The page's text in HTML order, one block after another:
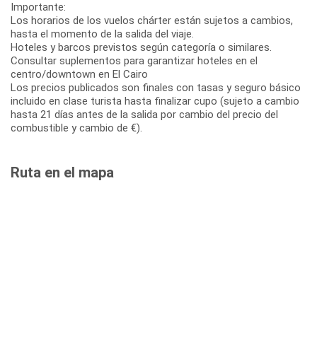
Importante:
Los horarios de los vuelos chárter están sujetos a cambios,
hasta el momento de la salida del viaje.
Hoteles y barcos previstos según categoría o similares.
Consultar suplementos para garantizar hoteles en el
centro/downtown en El Cairo
Los precios publicados son finales con tasas y seguro básico
incluido en clase turista hasta finalizar cupo (sujeto a cambio
hasta 21 días antes de la salida por cambio del precio del
combustible y cambio de €).
Ruta en el mapa